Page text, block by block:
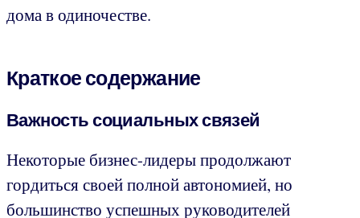
дома в одиночестве.
Краткое содержание
Важность социальных связей
Некоторые бизнес-лидеры продолжают
гордиться своей полной автономией, но
большинство успешных руководителей